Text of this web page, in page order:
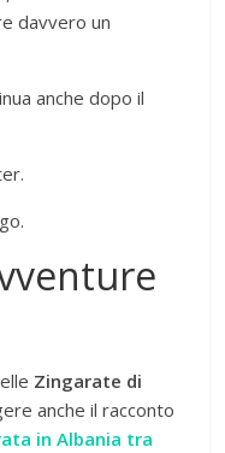
davvero un
anche dopo il
Zingarate di
anche il racconto
in Albania tra